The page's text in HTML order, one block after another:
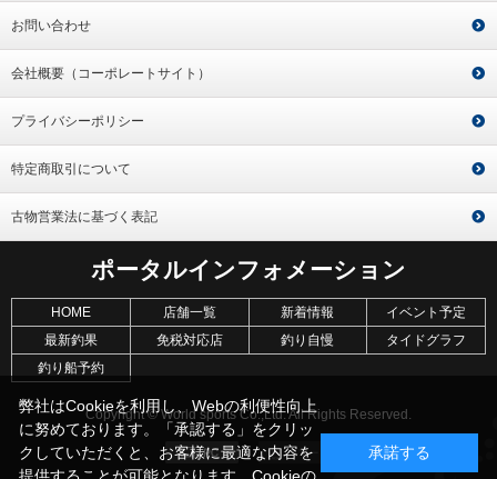
お問い合わせ
会社概要（コーポレートサイト）
プライバシーポリシー
特定商取引について
古物営業法に基づく表記
ポータルインフォメーション
HOME 店舗一覧 新着情報
イベント予定
最新釣果
免税対応店 釣り自慢
タイドグラフ
釣り船予約
Copyright © World sports Co.,Ltd. All Rights Reserved.
弊社はCookieを利用し、Webの利便性向上
に努めております。「承認する」をクリッ
クしていただくと、お客様に最適な内容を
承諾する